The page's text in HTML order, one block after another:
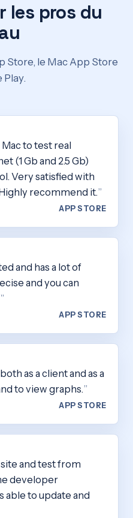
les pros du
Store, le Mac App Store
Play.
Mac to test real
(1 Gb and 2.5 Gb)
Very satisfied with
recommend it.
APP STORE
and has a lot of
and you can
APP STORE
as a client and as a
to view graphs.
APP STORE
and test from
developer
able to update and